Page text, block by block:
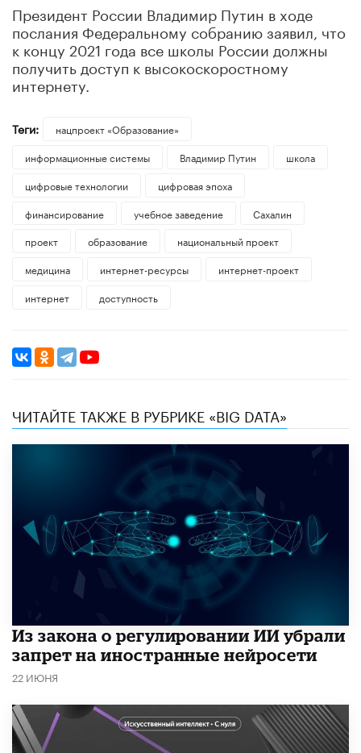
Президент России Владимир Путин в ходе
послания Федеральному собранию заявил, что
к концу 2021 года все школы России должны
получить доступ к высокоскоростному
интернету.
Теги:
нацпроект «Образование»
информационные системы
Владимир Путин
школа
цифровые технологии
цифровая эпоха
финансирование
учебное заведение
Сахалин
проект
образование
национальный проект
медицина
интернет-ресурсы
интернет-проект
интернет
доступность
ЧИТАЙТЕ ТАКЖЕ В РУБРИКЕ «BIG DATA»
Из закона о регулировании ИИ убрали
запрет на иностранные нейросети
22 ИЮНЯ